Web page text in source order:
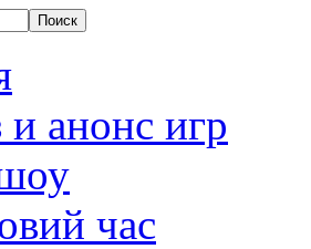
анонс игр
час